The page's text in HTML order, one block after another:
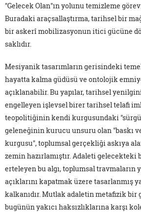
"Gelecek Olan"ın yolunu temizleme
Buradaki araçsallaştırma, tarihsel bir
bir askerî mobilizasyonun itici gücüne
saklıdır.
Mesiyanik tasarımların gerisindeki
hayatta kalma güdüsü ve ontolojik
açıklanabilir. Bu yapılar, tarihsel
engelleyen işlevsel birer tarihsel telafi
teopolitiğinin kendi kurgusundaki
geleneğinin kurucu unsuru olan "baskı
kurgusu", toplumsal gerçekliği askıya
zemin hazırlamıştır. Adaleti gelecekteki
erteleyen bu algı, toplumsal travmaların
açıklarını kapatmak üzere tasarlanmış
kalkanıdır. Mutlak adaletin metafizik bir
bugünün yakıcı haksızlıklarına karşı